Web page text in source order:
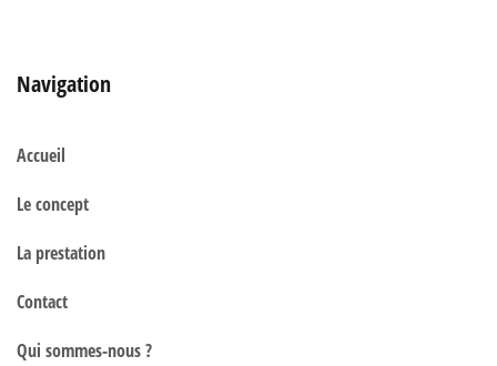
Navigation
Accueil
Le concept
La prestation
Contact
Qui sommes-nous ?